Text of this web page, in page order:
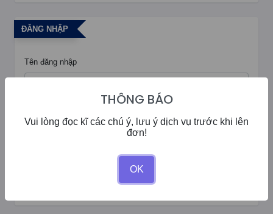
ĐĂNG NHẬP
Tên đăng nhập
Đăng Nhập
THÔNG BÁO
Vui lòng đọc kĩ các chú ý, lưu ý dịch vụ trước khi lên
đơn!
OK